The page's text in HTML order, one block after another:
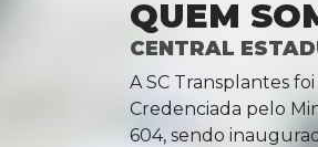
QUEM
CENTRAL
A SC Transplantes
Credenciada pelo
604, sendo